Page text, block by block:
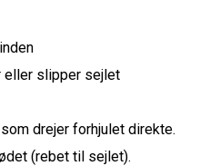
eller slipper sejlet
drejer forhjulet direkte.
(rebet til sejlet).